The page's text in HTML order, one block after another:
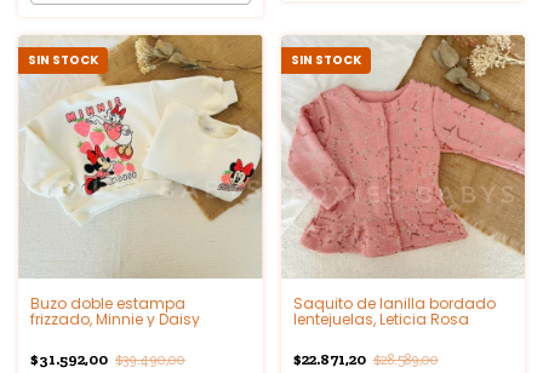
SIN STOCK
Buzo doble estampa
frizzado, Minnie y Daisy
$31.592,00 $39.490,00
SIN STOCK
Saquito de lanilla bordado
lentejuelas, Leticia Rosa
$22.871,20 $28.589,00